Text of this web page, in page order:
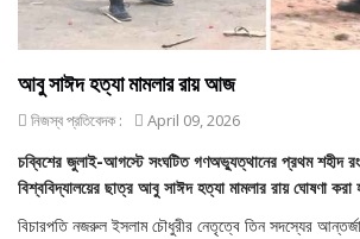
আবু সাঈদ হত্যা মামলার রায় আজ
নিজস্ব প্রতিবেদক : April 09, 2026
চব্বিশের জুলাই-আগস্টে সংঘটিত গণঅভ্যুত্থানের প্রথম শহীদ
বিশ্ববিদ্যালয়ের ছাত্র আবু সাঈদ হত্যা মামলার রায় ঘোষণা
বিচারপতি নজরুল ইসলাম চৌধুরীর নেতৃত্বে তিন সদস্যের